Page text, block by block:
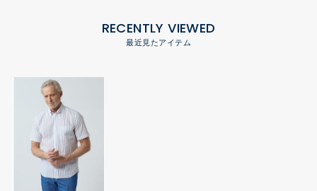
RECENTLY VIEWED
最近見たアイテム